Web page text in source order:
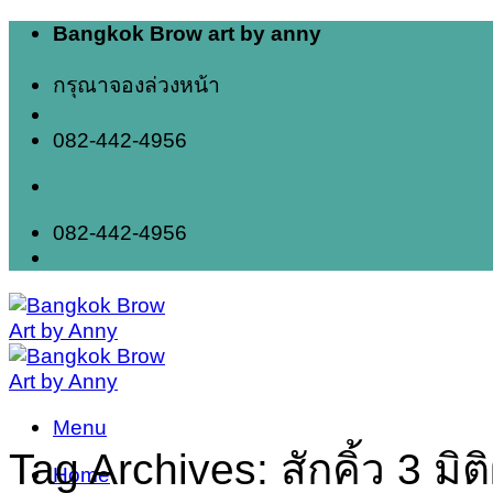
Skip
content
Bangkok Brow art by anny
กรุณาจองล่วงหน้า
082-442-4956
082-442-4956
Menu
Home
Tag Archives: สักคิ้ว 3 มิ